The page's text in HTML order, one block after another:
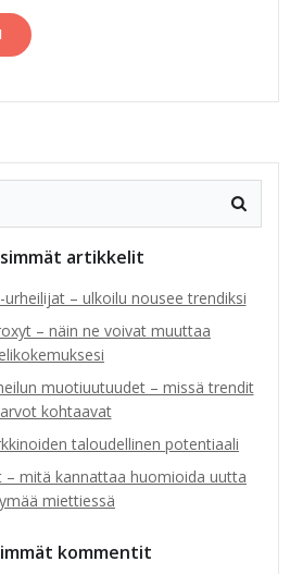
artikkelit
– ulkoilu nousee trendiksi
– näin ne voivat muuttaa
muotiuutuudet – missä trendit
kohtaavat
taloudellinen potentiaali
– mitä kannattaa huomioida uutta
miettiessä
kommentit